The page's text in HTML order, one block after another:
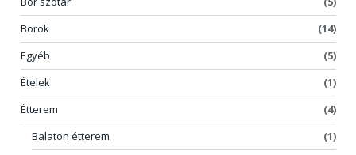
Borok
(14)
Egyéb
(5)
Ételek
(1)
Étterem
(4)
Balaton étterem
(1)